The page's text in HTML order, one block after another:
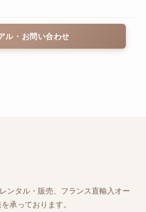
ル・お問い合わせ
ンタル・販売、フランス直輸入オー
承っております。